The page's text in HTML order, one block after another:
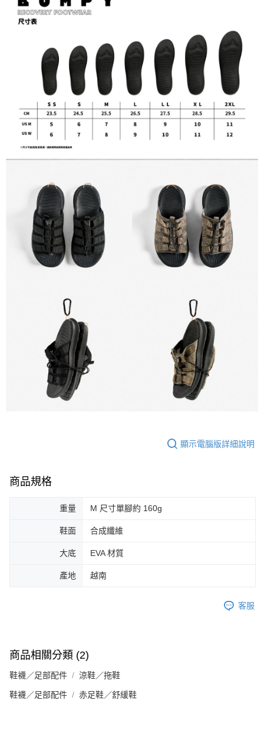
顯示電腦版詳細說明
商品規格
重量 M 尺寸單腳約 160g
鞋面 合成纖維
大底 EVA 材質
產地 越南
客服
商品相關分類 (2)
鞋襪／足部配件 涼鞋／拖鞋
鞋襪／足部配件 赤足鞋／舒緩鞋